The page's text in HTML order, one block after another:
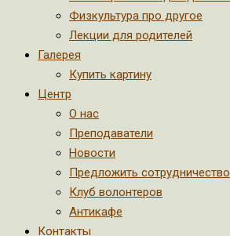
Физкультура про другое
Лекции для родителей
Галерея
Купить картину
Центр
О нас
Преподаватели
Новости
Предложить сотрудничество
Клуб волонтеров
Антикафе
Контакты